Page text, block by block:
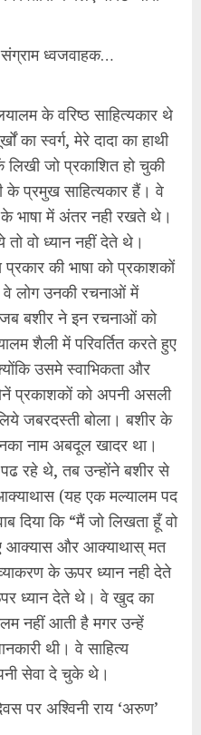
ध्वजवाहक…
के वरिष्ठ साहित्यकार थे
का स्वर्ग, मेरे दादा का हाथी
जो प्रकाशित हो चुकी
के प्रमुख साहित्यकार हैं। वे
भाषा में अंतर नही रखते थे।
वो ध्यान नहीं देते थे।
की भाषा को प्रकाशकों
वे लोग उनकी रचनाओं में
बशीर ने इन रचनाओं को
शैली में परिवर्तित करते हुए
उसमे स्वाभिकता और
प्रकाशकों को अपनी असली
जबरदस्ती बोला। बशीर के
नाम अबदूल खादर था।
रहे थे, तब उन्होंने बशीर से
(यह एक मल्यालम पद
दिया कि “मैं जो लिखता हूँ वो
आक्यास और आक्याथास् मत
के ऊपर ध्यान नही देते
ध्यान देते थे। वे खुद का
नहीं आती है मगर उन्हें
थी। वे साहित्य
सेवा दे चुके थे।
पर अश्विनी राय ‘अरुण’